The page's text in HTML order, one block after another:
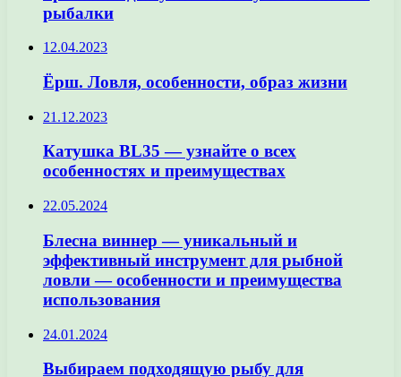
рыбалки
12.04.2023
Ёрш. Ловля, особенности, образ жизни
21.12.2023
Катушка BL35 — узнайте о всех
особенностях и преимуществах
22.05.2024
Блесна виннер — уникальный и
эффективный инструмент для рыбной
ловли — особенности и преимущества
использования
24.01.2024
Выбираем подходящую рыбу для